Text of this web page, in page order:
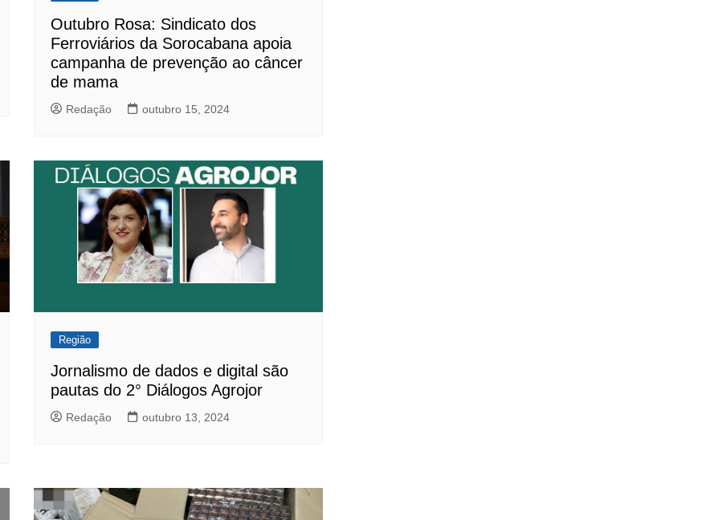
Outubro Rosa: Sindicato dos
Ferroviários da Sorocabana apoia
campanha de prevenção ao câncer
de mama
Redação outubro 15, 2024
Região
Jornalismo de dados e digital são
pautas do 2° Diálogos Agrojor
Redação outubro 13, 2024